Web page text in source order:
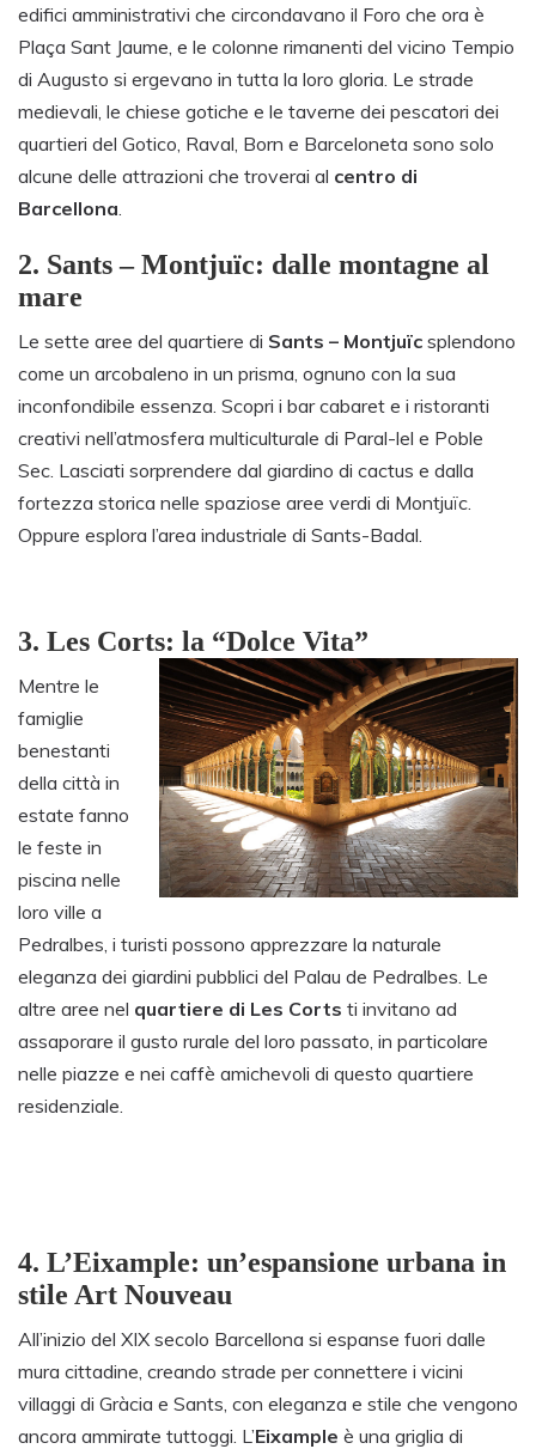
edifici amministrativi che circondavano il Foro che ora è
Plaça Sant Jaume, e le colonne rimanenti del vicino Tempio
di Augusto si ergevano in tutta la loro gloria. Le strade
medievali, le chiese gotiche e le taverne dei pescatori dei
quartieri del Gotico, Raval, Born e Barceloneta sono solo
alcune delle attrazioni che troverai al centro di
Barcellona
2. Sants – Montjuïc: dalle montagne al
mare
Le sette aree del quartiere di Sants – Montjuïc splendono
come un arcobaleno in un prisma, ognuno con la sua
inconfondibile essenza. Scopri i bar cabaret e i ristoranti
creativi nell’atmosfera multiculturale di Paral-lel e Poble
Sec. Lasciati sorprendere dal giardino di cactus e dalla
fortezza storica nelle spaziose aree verdi di Montjuïc.
Oppure esplora l’area industriale di Sants-Badal.
3. Les Corts: la “Dolce Vita”
Mentre le
famiglie
benestanti
della città in
estate fanno
le feste in
piscina nelle
loro ville a
Pedralbes, i turisti possono apprezzare la naturale
eleganza dei giardini pubblici del Palau de Pedralbes. Le
altre aree nel quartiere di Les Corts ti invitano ad
assaporare il gusto rurale del loro passato, in particolare
nelle piazze e nei caffè amichevoli di questo quartiere
residenziale.
4. L’Eixample: un’espansione urbana in
stile Art Nouveau
All’inizio del XIX secolo Barcellona si espanse fuori dalle
mura cittadine, creando strade per connettere i vicini
villaggi di Gràcia e Sants, con eleganza e stile che vengono
ancora ammirate tuttoggi. L’Eixample è una griglia di